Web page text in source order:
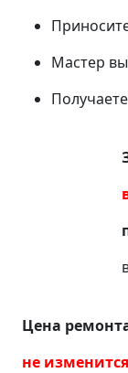
Мастер
Цена
не изменится